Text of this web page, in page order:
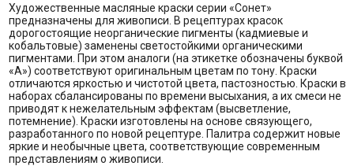
Художественные масляные краски серии «Сонет»
предназначены для живописи. В рецептурах красок
дорогостоящие неорганические пигменты (кадмиевые и
кобальтовые) заменены светостойкими органическими
пигментами. При этом аналоги (на этикетке обозначены буквой
«А») соответствуют оригинальным цветам по тону. Краски
отличаются яркостью и чистотой цвета, пастозностью. Краски в
наборах сбалансированы по времени высыхания, а их смеси не
приводят к нежелательным эффектам (высветление,
потемнение). Краски изготовлены на основе связующего,
разработанного по новой рецептуре. Палитра содержит новые
яркие и необычные цвета, соответствующие современным
представлениям о живописи.